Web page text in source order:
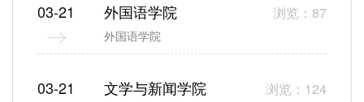
外国语学院 浏览：87
外国语学院
03-21
文学与新闻学院 浏览：124
03-21